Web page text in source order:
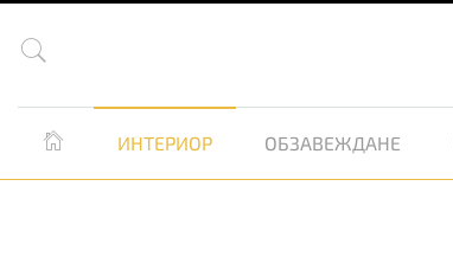

 ИНТЕРИОР ОБЗАВЕЖДАНЕ